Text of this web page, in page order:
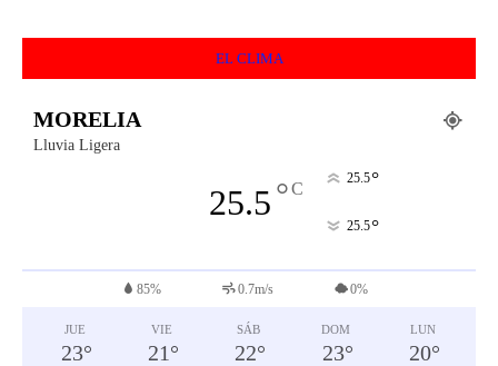
EL CLIMA
MORELIA
Lluvia Ligera
25.5°C
25.5°
25.5°
85% 0.7m/s 0%
JUE
23°
VIE
21 °
SÁB
22°
DOM
23°
LUN
20°